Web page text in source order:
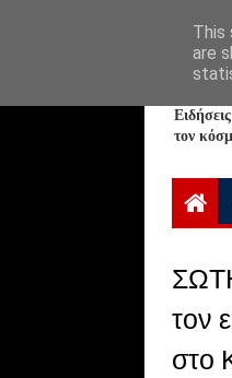
τον
τον
στο
This
are